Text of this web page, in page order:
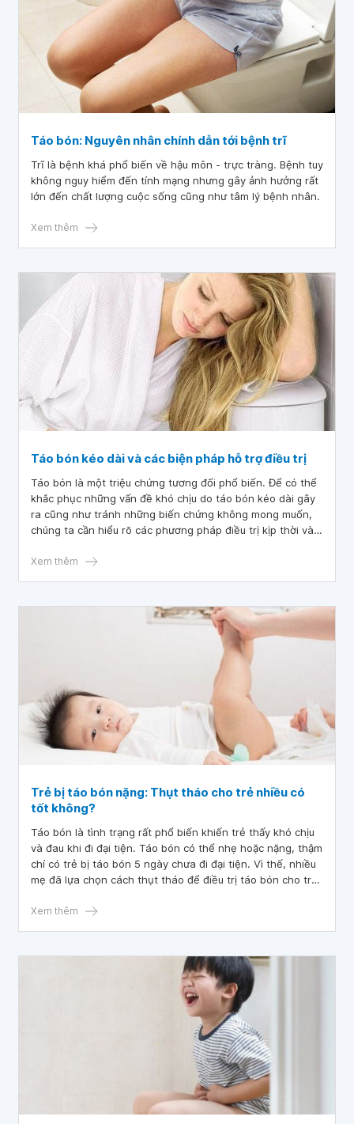
Táo bón: Nguyên nhân chính dẫn tới bệnh trĩ
Trĩ là bệnh khá phổ biến về hậu môn - trực tràng. Bệnh tuy
không nguy hiểm đến tính mạng nhưng gây ảnh hưởng rất
lớn đến chất lượng cuộc sống cũng như tâm lý bệnh nhân.
Xem thêm
Táo bón kéo dài và các biện pháp hỗ trợ điều trị
Táo bón là một triệu chứng tương đối phổ biến. Để có thể
khắc phục những vấn đề khó chịu do táo bón kéo dài gây
ra cũng như tránh những biến chứng không mong muốn,
chúng ta cần hiểu rõ các phương pháp điều trị kịp thời và
Xem thêm
Trẻ bị táo bón nặng: Thụt tháo cho trẻ nhiều có
tốt không?
Táo bón là tình trạng rất phổ biến khiến trẻ thấy khó chịu
và đau khi đi đại tiện. Táo bón có thể nhẹ hoặc nặng, thậm
chí có trẻ bị táo bón 5 ngày chưa đi đại tiện. Vì thế, nhiều
mẹ đã lựa chọn cách thụt tháo để điều trị táo bón cho trẻ.
Xem thêm